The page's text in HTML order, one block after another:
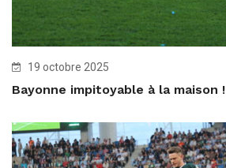
19 octobre 2025
Bayonne impitoyable à la maison !